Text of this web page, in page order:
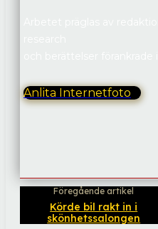
Anlita Internetfoto
Föregående artikel
Körde bil rakt in i
skönhetssalongen